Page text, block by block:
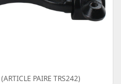
PAIRE TRS242)